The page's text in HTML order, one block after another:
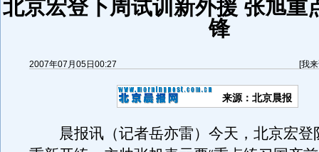
北京宏登下周试训新外援 张旭重
锋
2007年07月05日00:27 [我
来源：北京晨报
晨报讯（记者岳亦雷）今天，北京宏登